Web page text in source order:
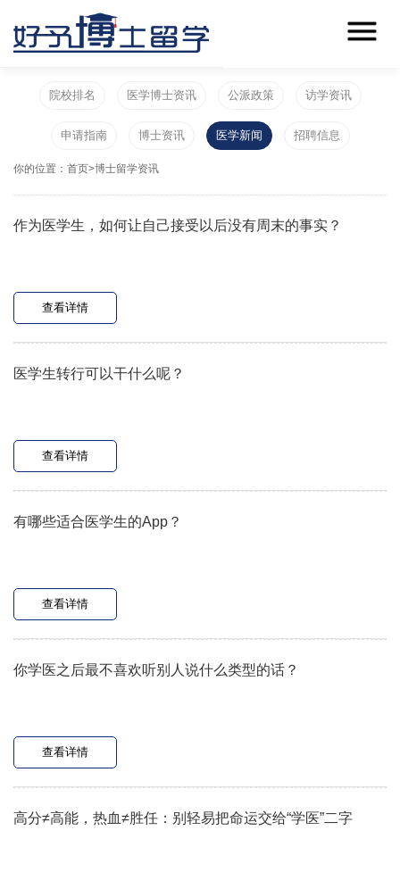
院校排名 医学博士资讯 公派政策 访学资讯
申请指南 博士资讯 医学新闻 招聘信息
你的位置： 首页>博士留学资讯
作为医学生，如何让自己接受以后没有周末的事实？
查看详情
医学生转行可以干什么呢？
查看详情
有哪些适合医学生的App？
查看详情
你学医之后最不喜欢听别人说什么类型的话？
查看详情
高分≠高能，热血≠胜任：别轻易把命运交给“学医”二字